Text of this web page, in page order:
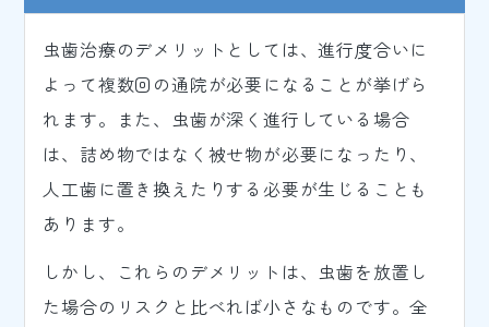
虫歯治療のデメリットとしては、進行度合いに
よって複数回の通院が必要になることが挙げら
れます。また、虫歯が深く進行している場合
は、詰め物ではなく被せ物が必要になったり、
人工歯に置き換えたりする必要が生じることも
あります。
しかし、これらのデメリットは、虫歯を放置し
た場合のリスクと比べれば小さなものです。全